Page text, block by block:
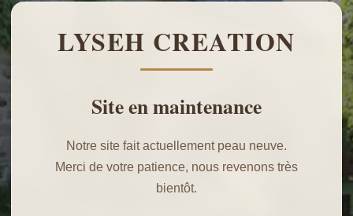
LYSEH CREATION
Site en maintenance
Notre site fait actuellement peau neuve.
Merci de votre patience, nous revenons très
bientôt.